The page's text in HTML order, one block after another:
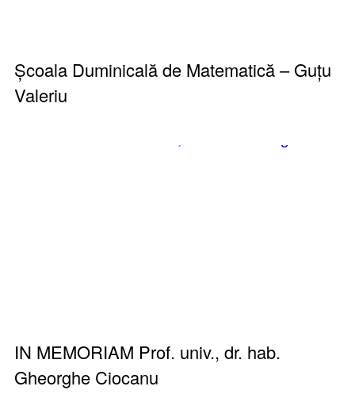
Școala Duminicală de Matematică – Guțu
Valeriu
IN MEMORIAM Prof. univ., dr. hab.
Gheorghe Ciocanu